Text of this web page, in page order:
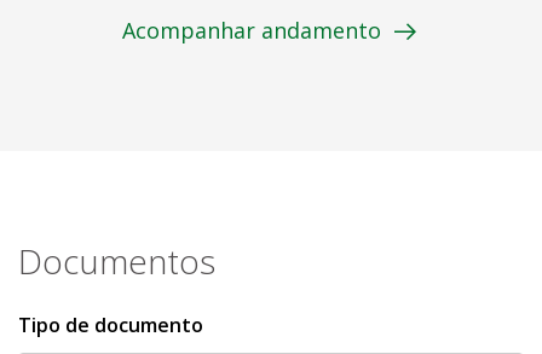
Acompanhar andamento
Documentos
Tipo de documento